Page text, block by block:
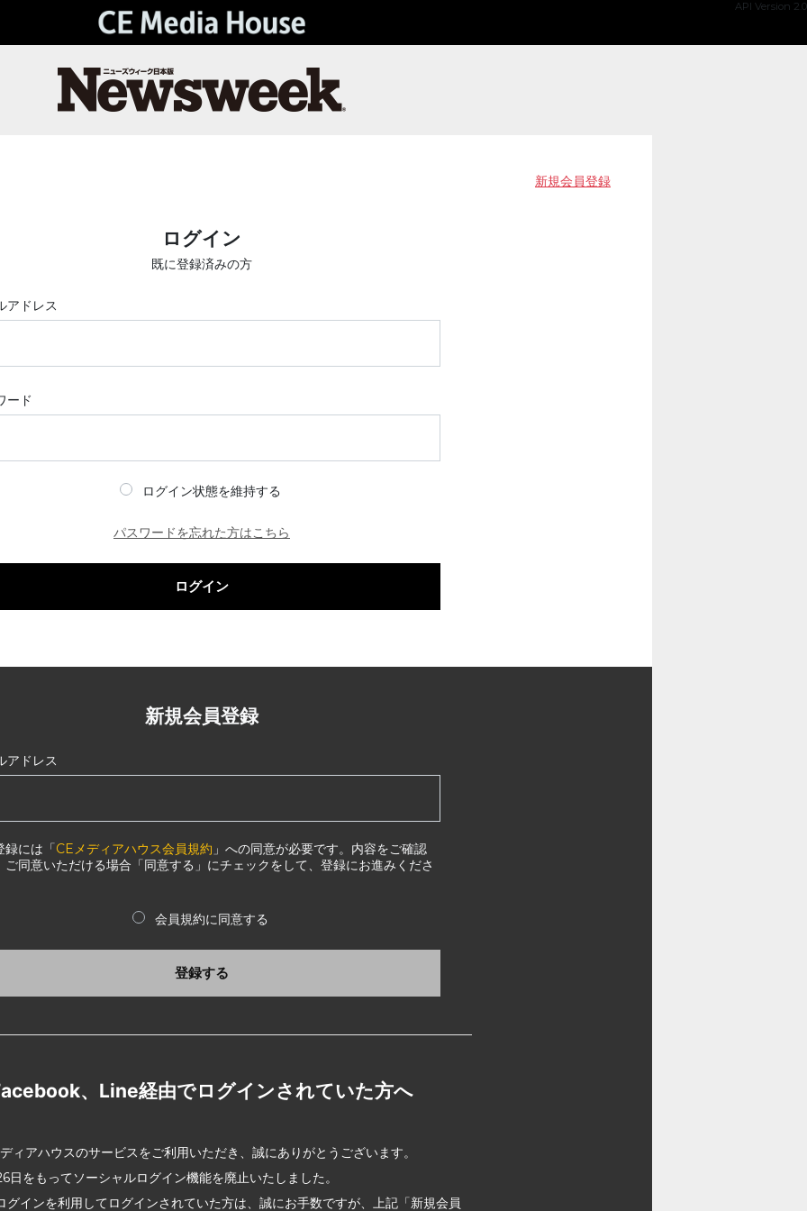
API Version 2.0
新規会員登録
ログイン
既に登録済みの方
アドレス
ード
ログイン状態を維持する
パスワードを忘れた方はこちら
ログイン
新規会員登録
アドレス
録には「CEメディアハウス会員規約 」への同意が必要です。内容をご確認
ご同意いただける場合「同意する」にチェックをして、登録にお進みくださ
会員規約に同意する
登録する
、Line経由でログインされていた方へ
ィアハウスのサービスをご利用いただき、誠にありがとうございます。
日をもってソーシャルログイン機能を廃止いたしました。
グインを利用してログインされていた方は、誠にお手数ですが、上記「新規会員